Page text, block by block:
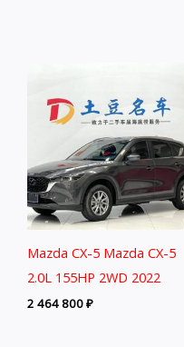
Mazda CX-5 Mazda CX-5
2.0L 155HP 2WD 2022
2 464 800₽